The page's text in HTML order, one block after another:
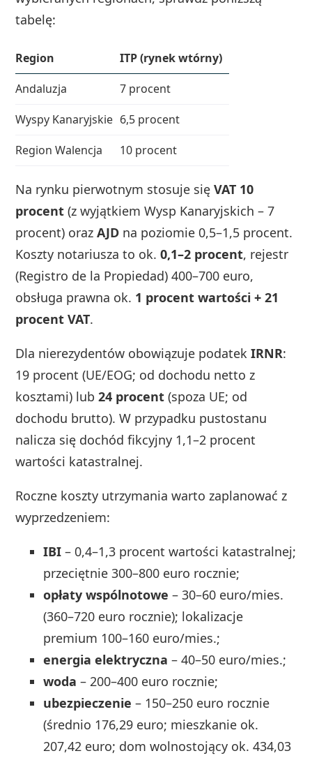
tabelę:
Region
ITP (rynek wtórny)
Andaluzja
7 procent
Wyspy Kanaryjskie 6,5 procent
Region Walencja
10 procent
Na rynku pierwotnym stosuje sięVAT 10
procent (z wyjątkiem Wysp Kanaryjskich – 7
procent) orazAJD na poziomie 0,5–1,5 procent.
Koszty notariusza to ok.0,1–2 procent, rejestr
(Registro de la Propiedad) 400–700 euro,
obsługa prawna ok. 1 procent wartości + 21
procent VAT.
Dla nierezydentów obowiązuje podatekIRNR:
19 procent (UE/EOG; od dochodu netto z
kosztami) lub24 procent (spoza UE; od
dochodu brutto). W przypadku pustostanu
nalicza się dochód fikcyjny 1,1–2 procent
wartości katastralnej.
Roczne koszty utrzymania warto zaplanować z
wyprzedzeniem:
IBI – 0,4–1,3 procent wartości katastralnej;
przeciętnie 300–800 euro rocznie;
opłaty wspólnotowe – 30–60 euro/mies.
(360–720 euro rocznie); lokalizacje
premium 100–160 euro/mies.;
energia elektryczna – 40–50 euro/mies.;
woda – 200–400 euro rocznie;
ubezpieczenie – 150–250 euro rocznie
(średnio 176,29 euro; mieszkanie ok.
207,42 euro; dom wolnostojący ok. 434,03